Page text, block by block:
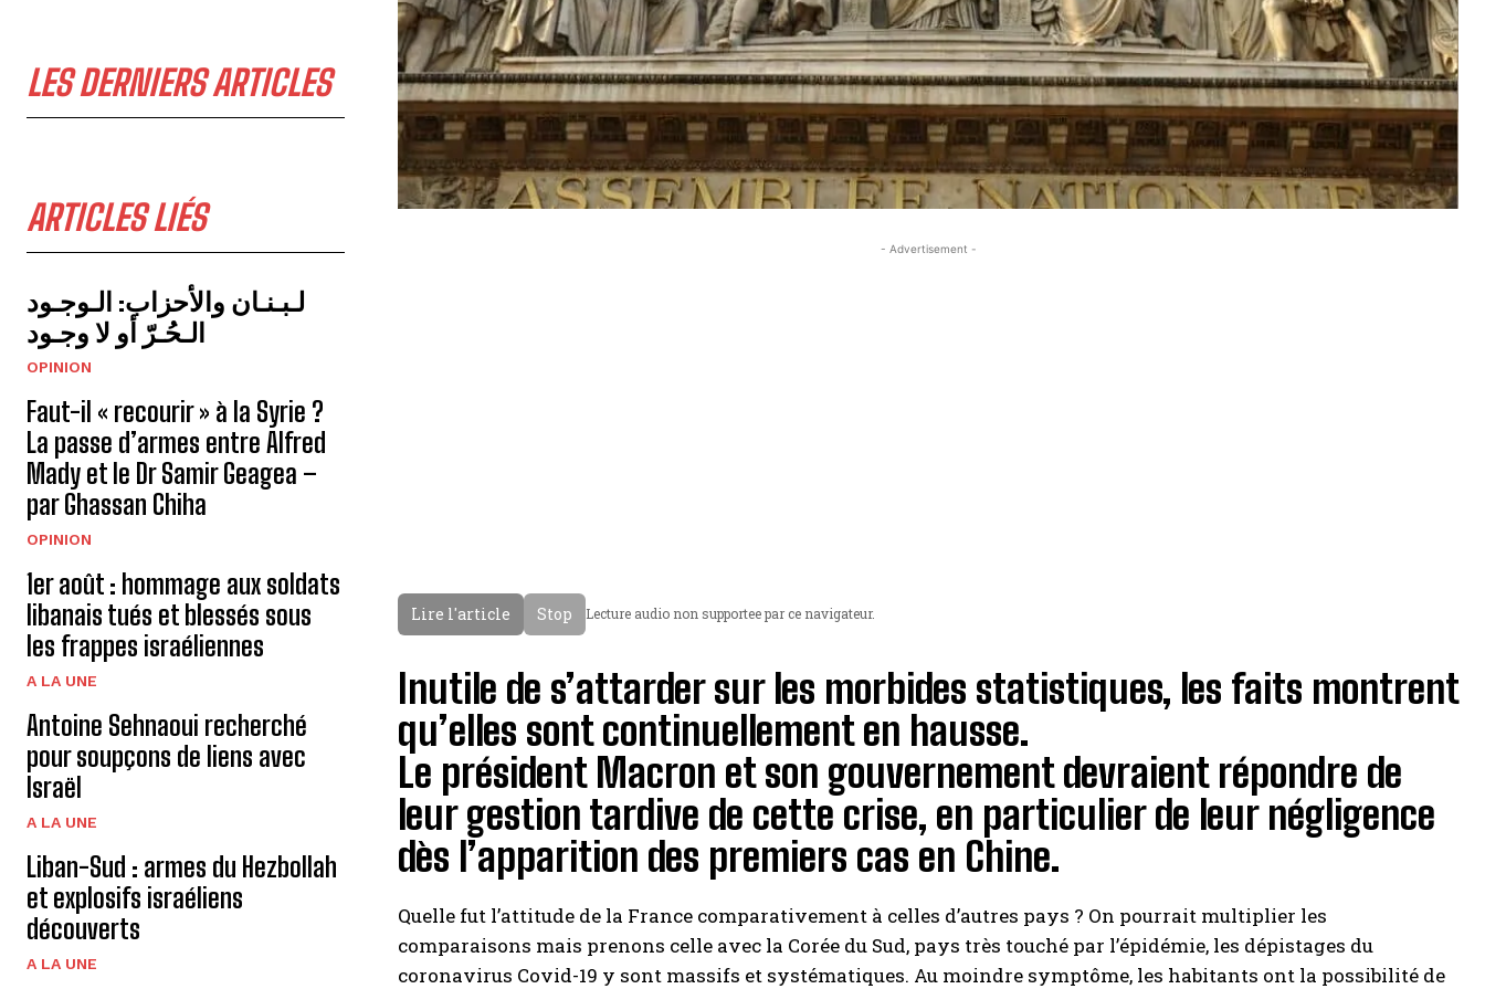
LES DERNIERS ARTICLES
ARTICLES LIÉS
لـبـنـان والأحزاب: الـوجـود
الـحُـرّ أو لا وجـود
OPINION
Faut-il « recourir » à la Syrie ?
La passe d’armes entre Alfred
Mady et le Dr Samir Geagea –
par Ghassan Chiha
OPINION
1er août : hommage aux soldats
libanais tués et blessés sous
les frappes israéliennes
A LA UNE
Antoine Sehnaoui recherché
pour soupçons de liens avec
Israël
A LA UNE
Liban-Sud : armes du Hezbollah
et explosifs israéliens
découverts
A LA UNE
- Advertisement -
Lire l'article Stop Lecture audio non supportee par ce navigateur.
Inutile de s’attarder sur les morbides statistiques, les faits montrent
qu’elles sont continuellement en hausse.
Le président Macron et son gouvernement devraient répondre de
leur gestion tardive de cette crise, en particulier de leur négligence
dès l’apparition des premiers cas en Chine.
Quelle fut l’attitude de la France comparativement à celles d’autres pays ? On pourrait multiplier les
comparaisons mais prenons celle avec la Corée du Sud, pays très touché par l’épidémie, les dépistages du
coronavirus Covid-19 y sont massifs et systématiques. Au moindre symptôme, les habitants ont la possibilité de